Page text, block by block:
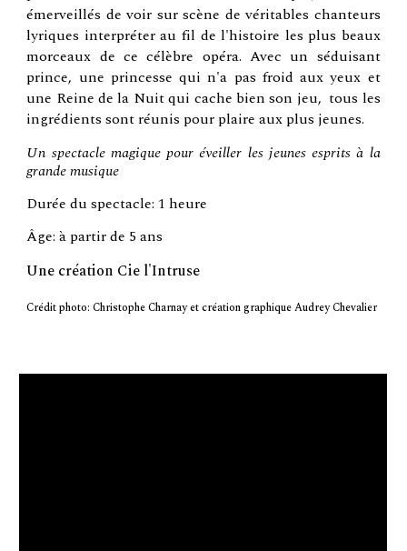
émerveillés de voir sur scène de véritables chanteurs
lyriques interpréter au fil de l'histoire les plus beaux
morceaux de ce célèbre opéra. Avec un séduisant
prince, une princesse qui n'a pas froid aux yeux et
une Reine de la Nuit qui cache bien son jeu, tous les
ingrédients sont réunis pour plaire aux plus jeunes.
Un spectacle magique pour éveiller les jeunes esprits à la
grande musique
Durée du spectacle:1 heure
Âge:à partir de 5ans
Une création Cie l'Intruse
Crédit photo: Christophe Charnay et création graphique Audrey Chevalier